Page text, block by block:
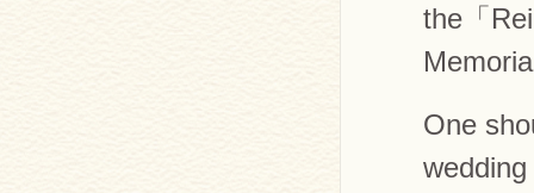
the「
One